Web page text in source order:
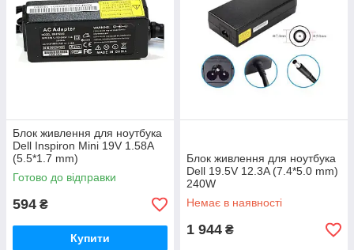
Блок живлення для ноутбука
Dell Inspiron Mini 19V 1.58A
(5.5*1.7 mm)
Готово до відправки
594 ₴
Купити
Блок живлення для ноутбука
Dell 19.5V 12.3A (7.4*5.0 mm)
240W
Немає в наявності
1 944 ₴